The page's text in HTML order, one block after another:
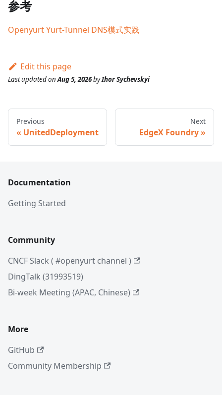
参考
Openyurt Yurt-Tunnel DNS模式实践
Edit this page
Last updatedonAug 5, 2026byIhor Sychevskyi
Previous
UnitedDeployment
Next
EdgeX Foundry
Documentation
Getting Started
Community
CNCF Slack ( #openyurt channel )
DingTalk (31993519)
Bi-week Meeting (APAC, Chinese)
More
GitHub
Community Membership